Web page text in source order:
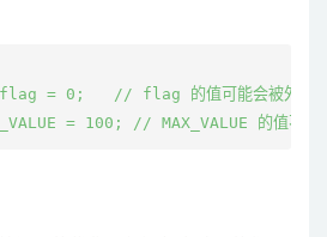
= 0;   // flag 的值可能会被外部